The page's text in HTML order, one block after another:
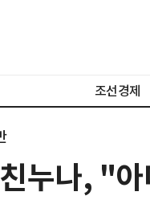
조선경제
누나, "